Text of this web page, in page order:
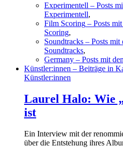
Experimentell – Posts
Experimentell,
Film Scoring – Posts
Scoring,
Soundtracks – Posts mit
Soundtracks,
Germany – Posts mit
Künstler:innen – Beiträge in
Künstler:innen
Laurel Halo: Wie
ist
Ein Interview mit der
über die Entstehung ihres